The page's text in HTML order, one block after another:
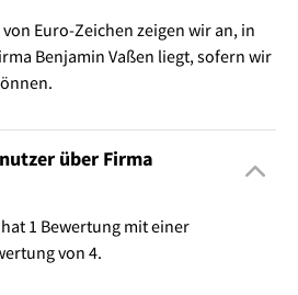
Euro-Zeichen zeigen wir an, in
Benjamin Vaßen liegt, sofern wir
über Firma
1 Bewertung mit einer
von 4.